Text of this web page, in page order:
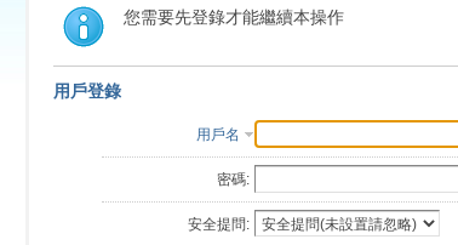
索
您需要先登錄才能繼續本操作
用戶登錄
用戶名
密碼:
安全提問: